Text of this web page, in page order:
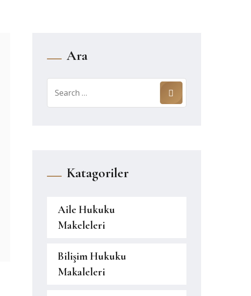
Ara
for:
Katagoriler
Aile Hukuku
Makeleleri
Bilişim Hukuku
Makaleleri